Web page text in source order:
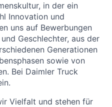
in der ein
Innovation und
uns auf Bewerbungen
Geschlechter, aus der
Generationen
sowie von
Bei Daimler Truck
Vielfalt und stehen für